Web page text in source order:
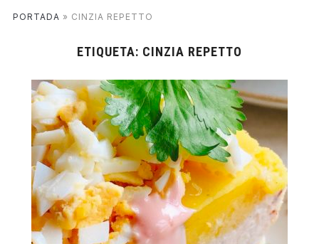
PORTADA » CINZIA REPETTO
ETIQUETA: CINZIA REPETTO